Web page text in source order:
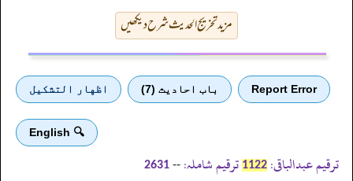
مزید تخریج الحدیث شرح دیکھیں
Report Error باب احادیث (7) اظهار التشكيل
🔍 English
ترقیم عبدالباقی: 1122 ترقیم شاملہ: --
2631